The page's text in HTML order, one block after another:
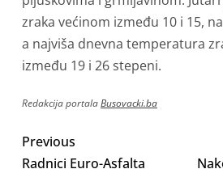
zraka većinom između 10 i 15,
a najviša dnevna temperatura
između 19 i 26 stepeni.
Redakcija portalaBusovacki.ba
Previous
Radnici Euro-Asfalta